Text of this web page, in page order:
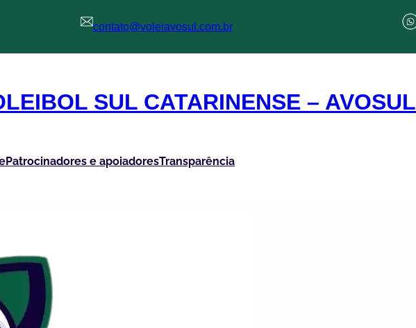
contato@voleiavosul.com.br
SUL CATARINENSE – AVOSUL
Patrocinadores e apoiadoresTransparência